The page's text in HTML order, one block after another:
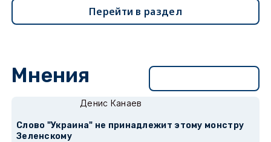
Перейти в раздел
Мнения
Денис Канаев
Слово "Украина" не принадлежит этому монстру
Зеленскому